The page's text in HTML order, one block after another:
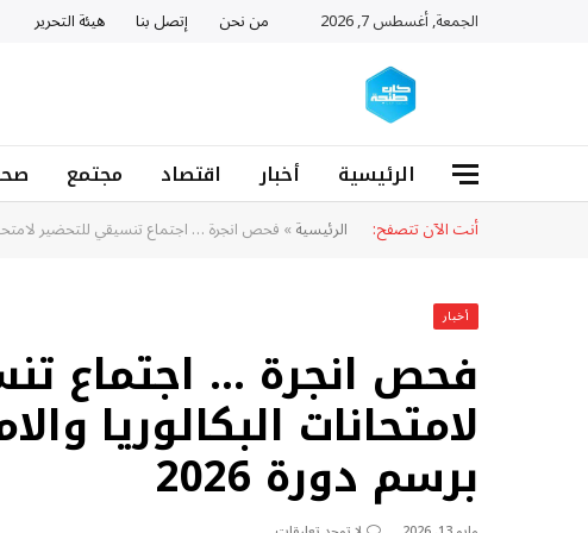
الجمعة, أغسطس 7, 2026 من نحن إتصل بنا هيئة التحرير
الرئيسية أخبار اقتصاد مجتمع
أنت الآن تتصفح: الرئيسية»فحص انجرة … اجتماع تنسيقي للتحضير
أخبار
فحص انجرة … اجتماع
لامتحانات البكالوريا
برسم دورة 2026